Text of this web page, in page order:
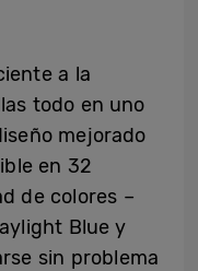
a la
todo en uno
mejorado
en 32
de colores –
Blue y
sin problema